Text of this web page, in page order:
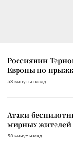
Россиянин
Европы по
53 минуты назад
Атаки
мирных жителей
58 минут назад